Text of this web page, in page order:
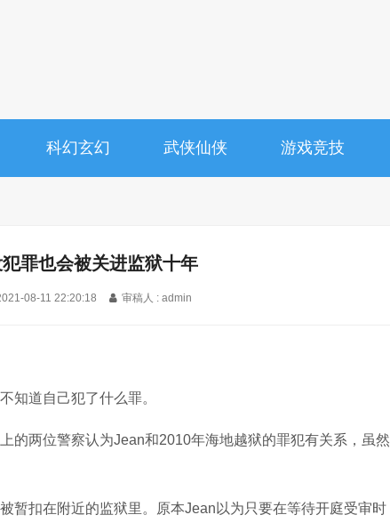
科幻玄幻 武侠仙侠 游戏竞技
罪也会被关进监狱十年
08-11 22:20:18 审稿人 : admin
道自己犯了什么罪。
两位警察认为Jean和2010年海地越狱的罪犯有关系，虽然
扣在附近的监狱里。原本Jean以为只要在等待开庭受审时